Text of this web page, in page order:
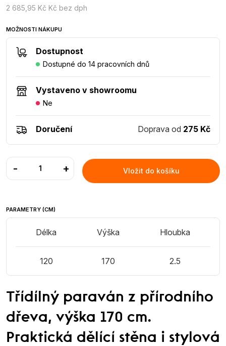
2 685,95 Kč Kč bez dph
MOŽNOSTI NÁKUPU
Dostupnost
Dostupné do 14 pracovních dnů
Vystaveno v showroomu
Ne
Doručení Doprava od 275 Kč
- + Vložit do košíku
PARAMETRY (CM)
Délka
120
Výška
170
Hloubka
2.5
Třídílný paraván z přírodního
dřeva, výška 170 cm.
Praktická dělící stěna i stylová